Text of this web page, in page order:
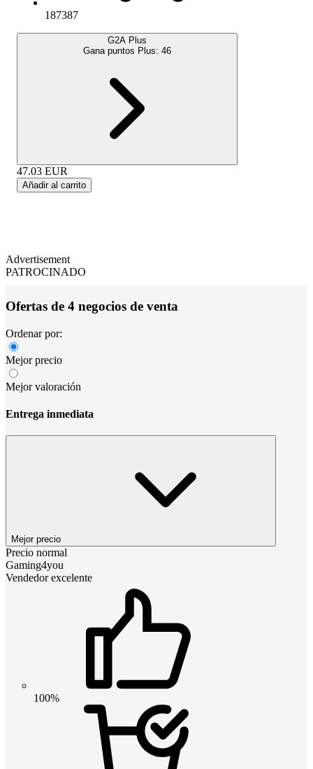
187387
G2A Plus
Gana puntos Plus: 46
47.03 EUR
Añadir al carrito
Advertisement
PATROCINADO
Ofertas de 4 negocios de venta
Ordenar por:
Mejor precio
Mejor valoración
Entrega inmediata
Mejor precio
Precio normal
Gaming4you
Vendedor excelente
100%